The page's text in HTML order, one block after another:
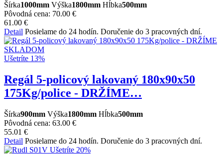
Šírka1000mm Výška1800mm Hĺbka500mm
Pôvodná cena: 70.00 €
61.00 €
Detail Posielame do 24 hodín. Doručenie do 3 pracovných dní.
Ušetríte 13%
Regál 5-policový lakovaný 180x90x50
175Kg/police - DRŽÍME…
Šírka900mm Výška1800mm Hĺbka500mm
Pôvodná cena: 63.00 €
55.01 €
Detail Posielame do 24 hodín. Doručenie do 3 pracovných dní.
Ušetríte 20%